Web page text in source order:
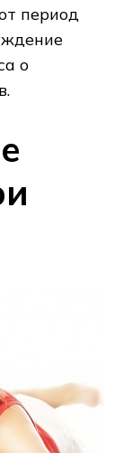
период
о